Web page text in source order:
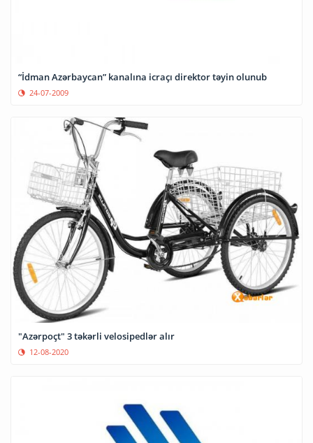
“İdman Azərbaycan” kanalına icraçı direktor təyin olunub
24-07-2009
"Azərpoçt" 3 təkərli velosipedlər alır
12-08-2020